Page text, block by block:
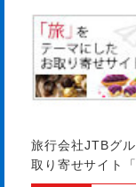
旅行会社JTBグ
取り寄せサイト